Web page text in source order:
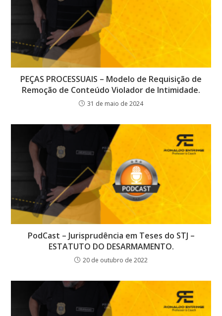
PEÇAS PROCESSUAIS – Modelo de Requisição de
Remoção de Conteúdo Violador de Intimidade.
31 de maio de 2024
PodCast – Jurisprudência em Teses do STJ –
ESTATUTO DO DESARMAMENTO.
20 de outubro de 2022